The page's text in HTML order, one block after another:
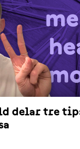
delar tre